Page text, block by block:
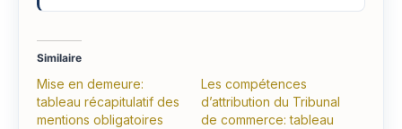
Similaire
Mise en demeure:
tableau récapitulatif des
mentions obligatoires
Les compétences
d’attribution du Tribunal
de commerce: tableau